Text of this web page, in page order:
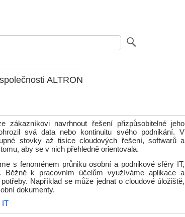
ALTRON
zákazníkovi navrhnout řešení přizpůsobitelné jeho
svá data nebo kontinuitu svého podnikání. V
stovky až tisíce cloudových řešení, softwarů a
aby se v nich přehledně orientovala.
s fenoménem průniku osobní a podnikové sféry IT,
Běžně k pracovním účelům využíváme aplikace a
Například se může jednat o cloudové úložiště,
dokumenty.
IT